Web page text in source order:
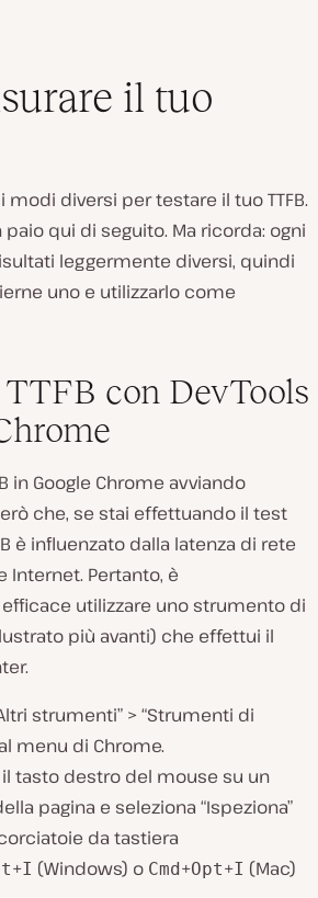
il tuo
diversi per testare il tuo TTFB.
qui di seguito. Ma ricorda: ogni
leggermente diversi, quindi
uno e utilizzarlo come
con DevTools
in Google Chrome avviando
che, se stai effettuando il test
è influenzato dalla latenza di rete
Internet. Pertanto, è
utilizzare uno strumento di
più avanti) che effettui il
strumenti” > “Strumenti di
menu di Chrome.
il tasto destro del mouse su un
pagina e seleziona “Ispeziona”
da tastiera
+I (Windows) o Cmd+Opt+I (Mac)